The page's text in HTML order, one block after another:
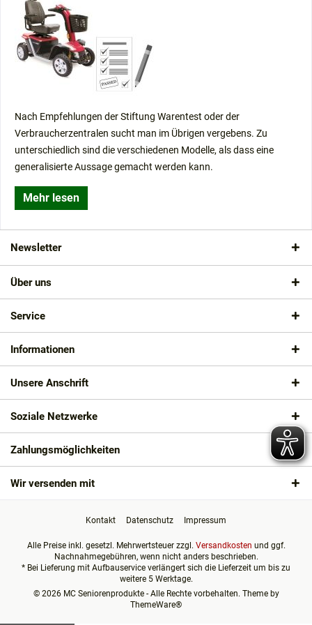
Wann sollte die Elektromobil-Batterie aufgeladen
werden?
Ratgeber: Das richtige Elektromobil finden - in 6
Schritten
Wie mache ich ein Elektromobil verkehrssicher?
Kann man ein Elektromobil ohne Führerschein fahren?
Wer darf ein Elektromobil fahren?
Wie sichert man ein Elektromobil vor Diebstahl?
Haftpflichtversicherung für Elektromobile /
Seniorenmobile
Magnetbremse: So stoppt Ihr Elektromobil sicher
Wie reise ich mit einem Elektromobil?
Nach Empfehlungen der Stiftung Warentest oder der
Verbraucherzentralen sucht man im Übrigen vergebens. Zu
unterschiedlich sind die verschiedenen Modelle, als dass eine
generalisierte Aussage gemacht werden kann.
Mehr lesen
Newsletter
Über uns
Service
Informationen
Unsere Anschrift
Soziale Netzwerke
Zahlungsmöglichkeiten
Wir versenden mit
Kontakt Datenschutz Impressum
Alle Preise inkl. gesetzl. Mehrwertsteuer zzgl. Versandkosten und ggf.
Nachnahmegebühren, wenn nicht anders beschrieben.
* Bei Lieferung mit Aufbauservice verlängert sich die Lieferzeit um bis zu
weitere 5 Werktage.
© 2026 MC Seniorenprodukte - Alle Rechte vorbehalten. Theme by
ThemeWare®